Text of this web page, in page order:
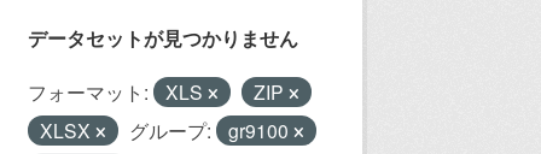
データセットが見つかりません
フォーマット: XLS
ZIP
XLSX
グループ:
gr9100